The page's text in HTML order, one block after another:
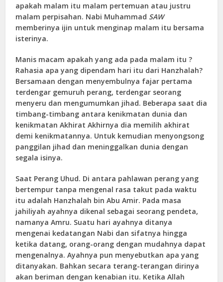
apakah malam itu malam pertemuan atau justru
malam perpisahan. Nabi Muhammad SAW
memberinya ijin untuk menginap malam itu bersama
isterinya.
Manis macam apakah yang ada pada malam itu ?
Rahasia apa yang dipendam hari itu dari Hanzhalah?
Bersamaan dengan menyembulnya fajar pertama
terdengar gemuruh perang, terdengar seorang
menyeru dan mengumumkan jihad. Beberapa saat dia
timbang-timbang antara kenikmatan dunia dan
kenikmatan Akhirat Akhirnya dia memilih akhirat
demi kenikmatannya. Untuk kemudian menyongsong
panggilan jihad dan meninggalkan dunia dengan
segala isinya.
Saat Perang Uhud. Di antara pahlawan perang yang
bertempur tanpa mengenal rasa takut pada waktu
itu adalah Hanzhalah bin Abu Amir. Pada masa
jahiliyah ayahnya dikenal sebagai seorang pendeta,
namanya Amru. Suatu hari ayahnya ditanya
mengenai kedatangan Nabi dan sifatnya hingga
ketika datang, orang-orang dengan mudahnya dapat
mengenalnya. Ayahnya pun menyebutkan apa yang
ditanyakan. Bahkan secara terang-terangan dirinya
akan beriman dengan kenabian itu. Ketika Allah